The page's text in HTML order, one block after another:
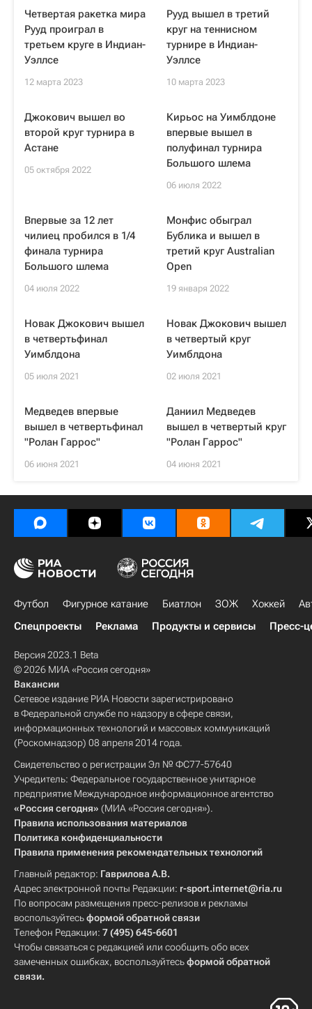
Четвертая ракетка мира
Рууд проиграл в
третьем круге в Индиан-
Уэллсе
12 марта 2023
Рууд вышел в третий
круг на теннисном
турнире в Индиан-
Уэллсе
10 марта 2023
Джокович вышел во
второй круг турнира в
Астане
05 октября 2022
Кирьос на Уимблдоне
впервые вышел в
полуфинал турнира
Большого шлема
06 июля 2022
Впервые за 12 лет
чилиец пробился в 1/4
финала турнира
Большого шлема
04 июля 2022
Монфис обыграл
Бублика и вышел в
третий круг Australian
Open
19 января 2022
Новак Джокович вышел
в четвертьфинал
Уимблдона
05 июля 2021
Новак Джокович вышел
в четвертый круг
Уимблдона
02 июля 2021
Медведев впервые
вышел в четвертьфинал
"Ролан Гаррос"
06 июня 2021
Даниил Медведев
вышел в четвертый круг
"Ролан Гаррос"
04 июня 2021
Футбол Фигурное катание Биатлон ЗОЖ Хоккей
Спецпроекты
Реклама Продукты и сервисы Пресс-
Версия 2023.1 Beta
© 2026 МИА «Россия сегодня»
Вакансии
Сетевое издание РИА Новости зарегистрировано
в Федеральной службе по надзору в сфере связи,
информационных технологий и массовых коммуникаций
(Роскомнадзор) 08 апреля 2014 года.
Свидетельство о регистрации Эл № ФС77-57640
Учредитель: Федеральное государственное унитарное
предприятие Международное информационное агентство
«Россия сегодня» (МИА «Россия сегодня»).
Правила использования материалов
Политика конфиденциальности
Правила применения рекомендательных технологий
Главный редактор: Гаврилова А.В.
Адрес электронной почты Редакции: r-sport.internet@ria.ru
По вопросам размещения пресс-релизов и рекламы
воспользуйтесьформой обратной связи
Телефон Редакции: 7 (495) 645-6601
Чтобы связаться с редакцией или сообщить обо всех
замеченных ошибках, воспользуйтесьформой обратной
связи.